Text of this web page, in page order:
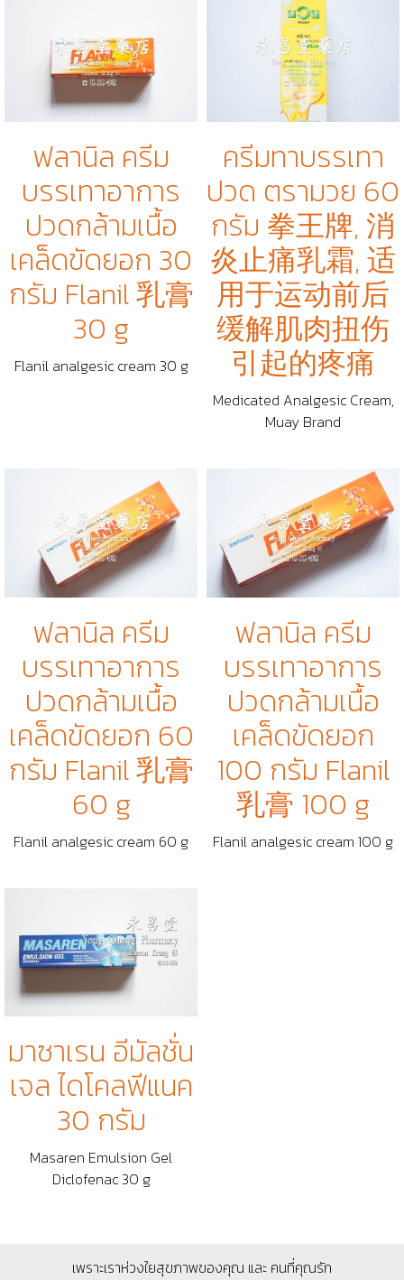
ฟลานิล ครีม
บรรเทาอาการ
ปวดกล้ามเนื้อ
เคล็ดขัดยอก 30
กรัม Flanil 乳膏
30 g
Flanil analgesic cream 30 g
ครีมทาบรรเทา
ปวด ตรามวย 60
กรัม 拳王牌, 消
炎止痛乳霜, 适
用于运动前后
缓解肌肉扭伤
引起的疼痛
Medicated Analgesic Cream,
Muay Brand
ฟลานิล ครีม
บรรเทาอาการ
ปวดกล้ามเนื้อ
เคล็ดขัดยอก 60
กรัม Flanil 乳膏
60 g
Flanil analgesic cream 60 g
ฟลานิล ครีม
บรรเทาอาการ
ปวดกล้ามเนื้อ
เคล็ดขัดยอก
100 กรัม Flanil
乳膏 100 g
Flanil analgesic cream 100 g
มาซาเรน อีมัลชั่น
เจล ไดโคลฟีแนค
30 กรัม
Masaren Emulsion Gel
Diclofenac 30 g
เพราะเราห่วงใยสุขภาพของคุณ และ คนที่คุณรัก